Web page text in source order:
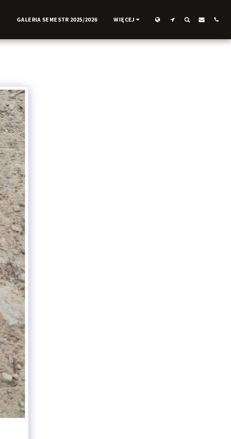
GALERIA SEMESTR 2025/2026 WIĘCEJ